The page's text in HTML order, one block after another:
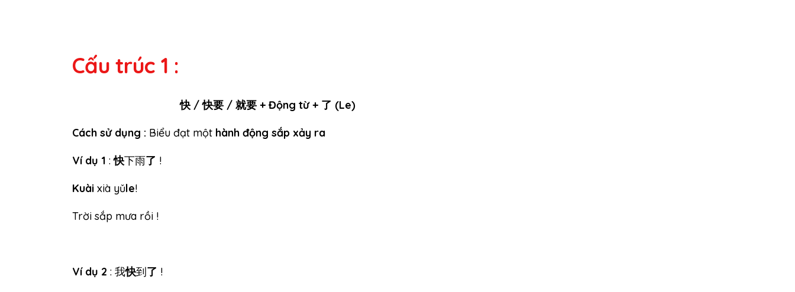
Cấu trúc 1 :
快 / 快要 / 就要 + Động từ + 了 (Le)
Cách sử dụng : Biểu đạt một hành động sắp xảy ra
Ví dụ 1 :快下雨了 !
Kuài xià yǔle!
Trời sắp mưa rồi !
Ví dụ 2 : 我快到了 !